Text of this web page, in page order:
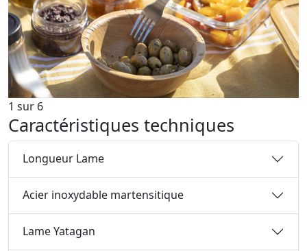
1 sur 6
Caractéristiques techniques
Longueur Lame
Acier inoxydable martensitique
Lame Yatagan